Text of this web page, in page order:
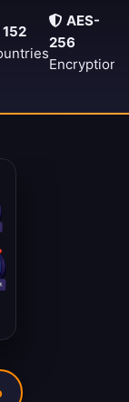
152
AES-
256
Encryption